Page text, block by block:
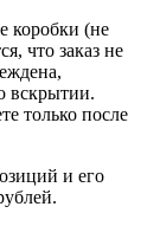
коробки (не
что заказ не
вскрытии.
только после
и его